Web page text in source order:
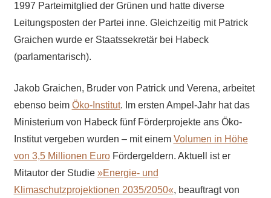
1997 Parteimitglied der Grünen und hatte diverse
Leitungsposten der Partei inne. Gleichzeitig mit Patrick
Graichen wurde er Staatssekretär bei Habeck
(parlamentarisch).
Jakob Graichen, Bruder von Patrick und Verena, arbeitet
ebenso beim Öko-Institut. Im ersten Ampel-Jahr hat das
Ministerium von Habeck fünf Förderprojekte ans Öko-
Institut vergeben wurden – mit einem Volumen in Höhe
von 3,5 Millionen EuroFördergeldern. Aktuell ist er
Mitautor der Studie »Energie- und
Klimaschutzprojektionen 2035/2050«, beauftragt von